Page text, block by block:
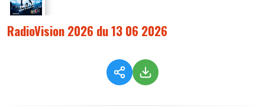
RadioVision 2026 du 13 06 2026